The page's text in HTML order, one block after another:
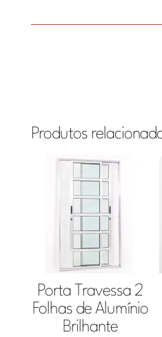
Produtos
Porta Travessa 2
Folhas de Alumínio
Brilhante